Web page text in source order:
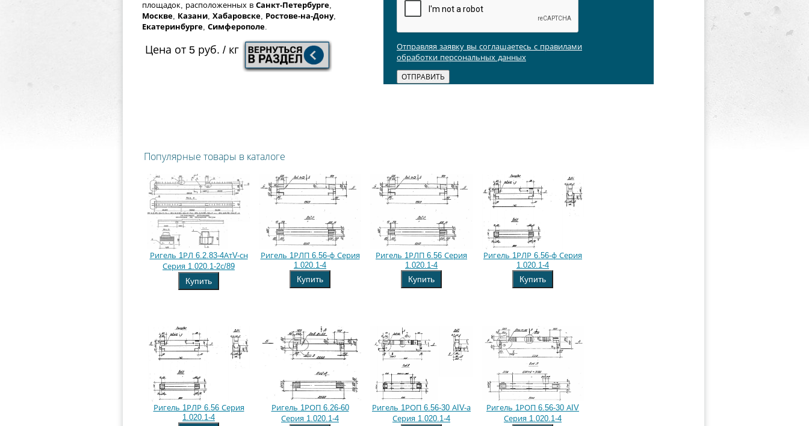
площадок, расположенных в Санкт-Петербурге,
Москве, Казани, Хабаровске, Ростове-на-Дону,
Екатеринбурге, Симферополе.
Цена от 5 руб. / кг
Отправляя заявку вы соглашаетесь с правилами
обработки персональных данных
Популярные товары в каталоге
Ригель 1РЛ 6.2.83-4АтV-сн
Серия 1.020.1-2с/89
Купить
Ригель 1РЛП 6.56-ф Серия
1.020.1-4
Купить
Ригель 1РЛП 6.56 Серия
1.020.1-4
Купить
Ригель 1РЛР 6.56-ф Серия
1.020.1-4
Купить
Ригель 1РЛР 6.56 Серия
1.020.1-4
Ригель 1РОП 6.26-60
Серия 1.020.1-4
Ригель 1РОП 6.56-30 АIV-а
Серия 1.020.1-4
Ригель 1РОП 6.56-30 АIV
Серия 1.020.1-4